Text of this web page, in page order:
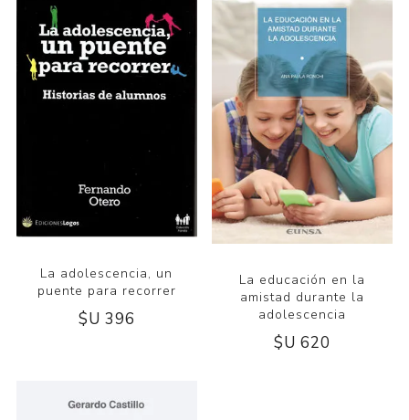
La adolescencia, un
puente para recorrer
$U 396
La educación en la
amistad durante la
adolescencia
$U 620